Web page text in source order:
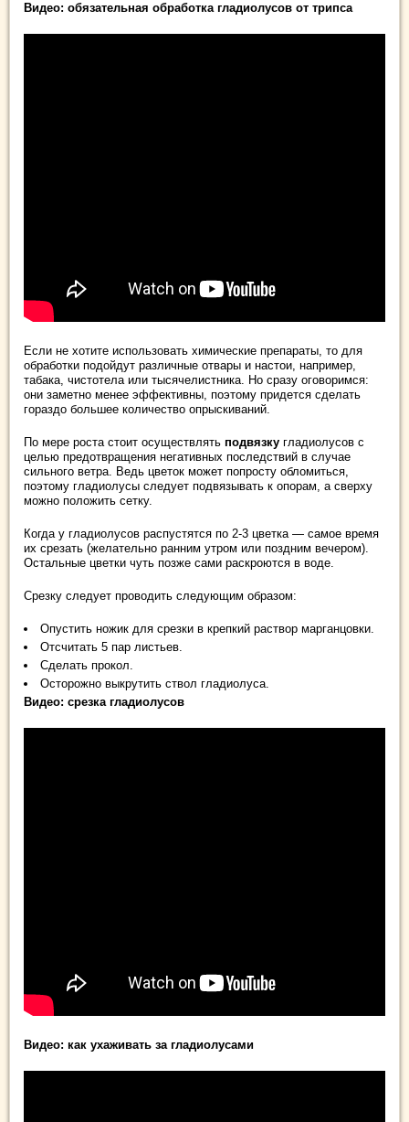
Видео: обязательная обработка гладиолусов от трипса
Если не хотите использовать химические препараты, то для
обработки подойдут различные отвары и настои, например,
табака, чистотела или тысячелистника. Но сразу оговоримся:
они заметно менее эффективны, поэтому придется сделать
гораздо большее количество опрыскиваний.
По мере роста стоит осуществлять подвязку гладиолусов с
целью предотвращения негативных последствий в случае
сильного ветра. Ведь цветок может попросту обломиться,
поэтому гладиолусы следует подвязывать к опорам, а сверху
можно положить сетку.
Когда у гладиолусов распустятся по 2-3 цветка — самое время
их срезать (желательно ранним утром или поздним вечером).
Остальные цветки чуть позже сами раскроются в воде.
Срезку следует проводить следующим образом:
Опустить ножик для срезки в крепкий раствор марганцовки.
Отсчитать 5 пар листьев.
Сделать прокол.
Осторожно выкрутить ствол гладиолуса.
Видео: срезка гладиолусов
Видео: как ухаживать за гладиолусами